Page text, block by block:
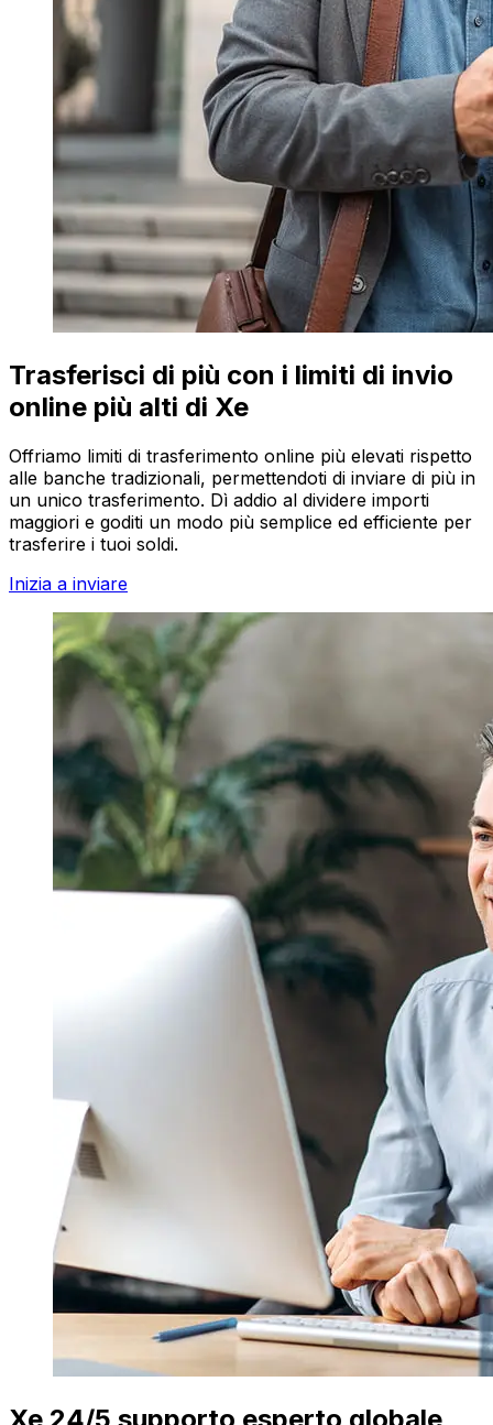
Trasferisci di più con i limiti di invio
online più alti di Xe
Offriamo limiti di trasferimento online più elevati rispetto
alle banche tradizionali, permettendoti di inviare di più in
un unico trasferimento. Dì addio al dividere importi
maggiori e goditi un modo più semplice ed efficiente per
trasferire i tuoi soldi.
Inizia a inviare
Xe 24/5 supporto esperto globale